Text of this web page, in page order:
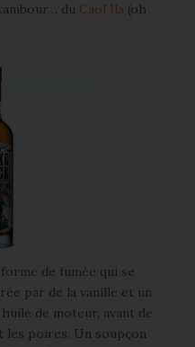
du Caol Ila(oh
de fumée qui se
par de la vanille et un
de moteur, avant de
les poires. Un soupçon